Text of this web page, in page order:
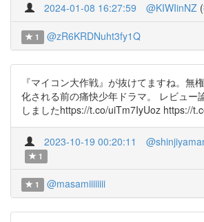
2024-01-08 16:27:59 @KIWIinNZ (
1 @zR6KRDNuht3fy1Q
『マイコン大作戦』が抜けてますね。無
化される前の痛快少年ドラマ。 レビュー
しましたhttps://t.co/uiTm7IyUoz https://
2023-10-19 00:20:11
1
1 @masamiiiiiiii